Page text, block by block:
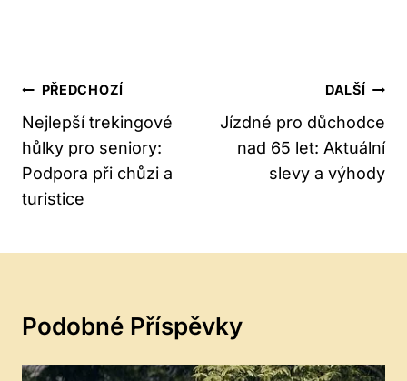
Navigace
Pro
Příspěvek
PŘEDCHOZÍ
Nejlepší trekingové
hůlky pro seniory:
Podpora při chůzi a
turistice
DALŠÍ
Jízdné pro důchodce
nad 65 let: Aktuální
slevy a výhody
Podobné Příspěvky